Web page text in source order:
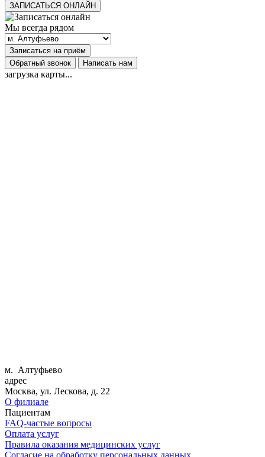
ЗАПИСАТЬСЯ ОНЛАЙН
Мы всегда рядом
Записаться на приём
Обратный звонок
Написать нам
загрузка карты...
м. Алтуфьево
адрес
Москва, ул. Лескова, д. 22
О филиале
Пациентам
FAQ-частые вопросы
Оплата услуг
Правила оказания медицинских услуг